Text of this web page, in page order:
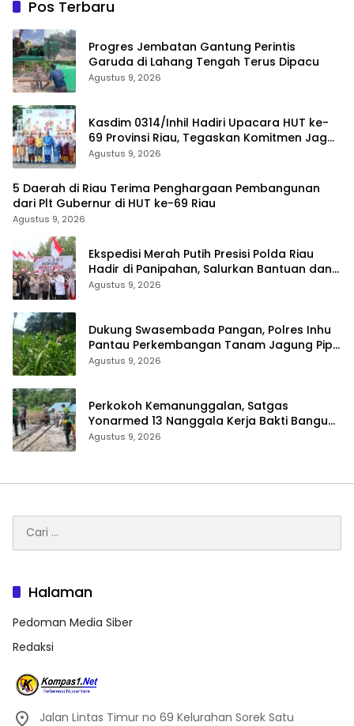
Pos Terbaru
Progres Jembatan Gantung Perintis
Garuda di Lahang Tengah Terus Dipacu
Agustus 9, 2026
Kasdim 0314/Inhil Hadiri Upacara HUT ke-
69 Provinsi Riau, Tegaskan Komitmen Jaga
Persatuan dan Pembangunan
Agustus 9, 2026
5 Daerah di Riau Terima Penghargaan Pembangunan
dari Plt Gubernur di HUT ke-69 Riau
Agustus 9, 2026
Ekspedisi Merah Putih Presisi Polda Riau
Hadir di Panipahan, Salurkan Bantuan dan
Layanan Kesehatan
Agustus 9, 2026
Dukung Swasembada Pangan, Polres Inhu
Pantau Perkembangan Tanam Jagung Pipil
Agustus 9, 2026
Perkokoh Kemanunggalan, Satgas
Yonarmed 13 Nanggala Kerja Bakti Bangun
Masjid Al-Hikmah di Kapuas Hulu
Agustus 9, 2026
untuk:
Halaman
Pedoman Media Siber
Redaksi
Jalan Lintas Timur no 69 Kelurahan Sorek Satu